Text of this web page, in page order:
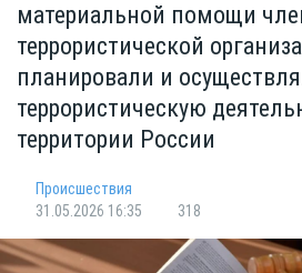
материальной помощи
террористической
планировали и
террористическую
территории России
Происшествия
31.05.2026 16:35
318